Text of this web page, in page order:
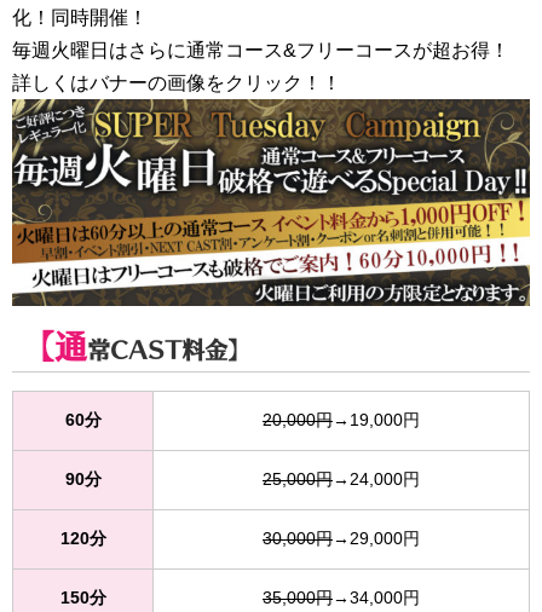
化！同時開催！
毎週火曜日はさらに通常コース&フリーコースが超お得！
詳しくはバナーの画像をクリック！！
【通常CAST料金】
60分 20,000円→19,000円
90分 25,000円→24,000円
120分 30,000円→29,000円
150分 35,000円→34,000円